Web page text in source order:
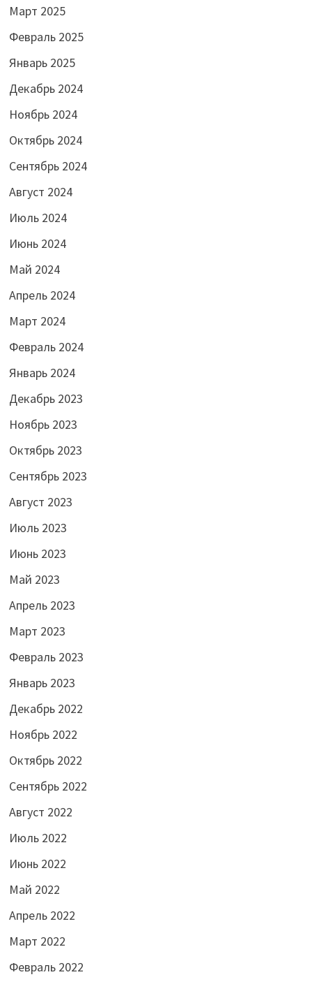
Март 2025
Февраль 2025
Январь 2025
Декабрь 2024
Ноябрь 2024
Октябрь 2024
Сентябрь 2024
Август 2024
Июль 2024
Июнь 2024
Май 2024
Апрель 2024
Март 2024
Февраль 2024
Январь 2024
Декабрь 2023
Ноябрь 2023
Октябрь 2023
Сентябрь 2023
Август 2023
Июль 2023
Июнь 2023
Май 2023
Апрель 2023
Март 2023
Февраль 2023
Январь 2023
Декабрь 2022
Ноябрь 2022
Октябрь 2022
Сентябрь 2022
Август 2022
Июль 2022
Июнь 2022
Май 2022
Апрель 2022
Март 2022
Февраль 2022